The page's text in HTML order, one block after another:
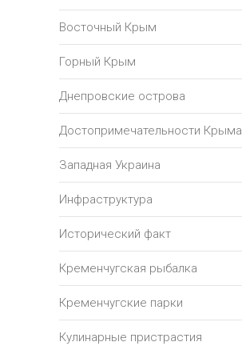
Восточный Крым
Горный Крым
Днепровские острова
Достопримечательности Крыма
Западная Украина
Инфраструктура
Исторический факт
Кременчугская рыбалка
Кременчугские парки
Кулинарные пристрастия